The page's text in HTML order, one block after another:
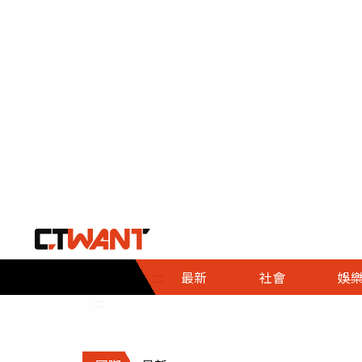
::: 最新 社會
社會首頁
時事
調查
娛樂
娛樂首頁
即時
財經首頁
熱線
政